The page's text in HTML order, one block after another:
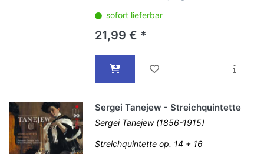
sofort lieferbar
21,99 € *
Sergei Tanejew - Streichquintette
Sergei Tanejew (1856-1915)
Streichquintette op. 14 + 16